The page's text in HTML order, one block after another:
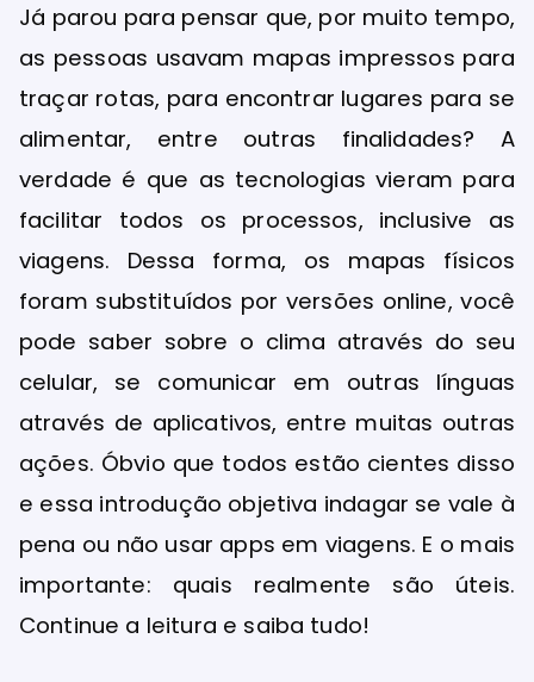
Já parou para pensar que, por muito tempo,
as pessoas usavam mapas impressos para
traçar rotas, para encontrar lugares para se
alimentar, entre outras finalidades? A
verdade é que as tecnologias vieram para
facilitar todos os processos, inclusive as
viagens. Dessa forma, os mapas físicos
foram substituídos por versões online, você
pode saber sobre o clima através do seu
celular, se comunicar em outras línguas
através de aplicativos, entre muitas outras
ações. Óbvio que todos estão cientes disso
e essa introdução objetiva indagar se vale à
pena ou não usar apps em viagens. E o mais
importante: quais realmente são úteis.
Continue a leitura e saiba tudo!